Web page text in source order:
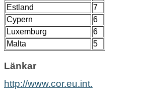
Estland
7
Cypern
6
Luxemburg
6
Malta
5
Länkar
http://www.cor.eu.int.